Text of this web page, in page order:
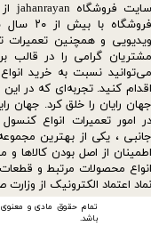
تمام حقوق مادی و
باشد.
ویدیویی و همچنین
مشتریان گرامی را در قالب
می‌توانید نسبت به خرید
اقدام کنید. تجربه‌ای که در
جهان رایان را خلق کرد. جهان
جانبی ، یکی از بهترین
اطمینان از اصل بودن کالاها
انواع محصولات مرتبط و
نماد اعتماد الکترونیک از